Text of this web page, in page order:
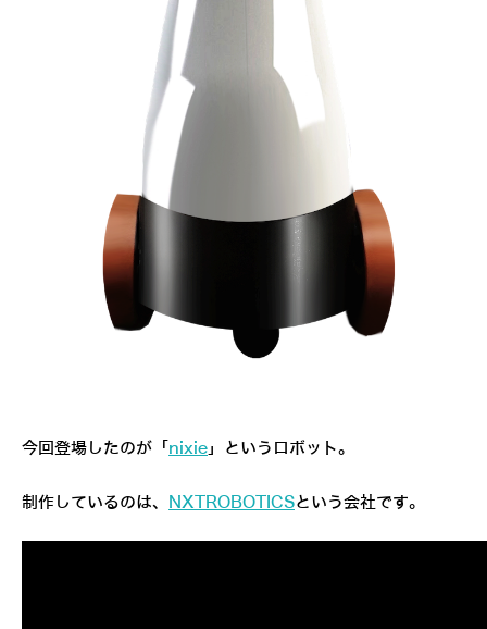
今回登場したのが「 nixie」というロボット。
制作しているのは、 NXTROBOTICSという会社です。